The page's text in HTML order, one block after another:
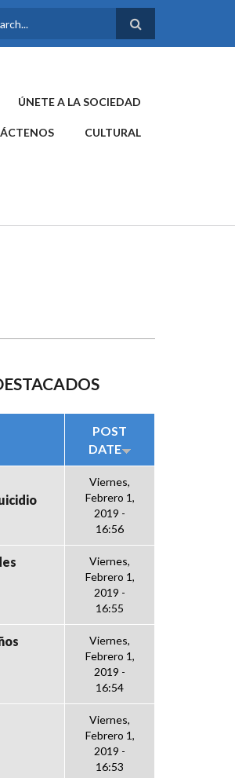
DE
ÚNETE A LA SOCIEDAD
CULTURAL
POST
DATE
Viernes,
Febrero 1,
2019 -
16:56
Viernes,
Febrero 1,
2019 -
16:55
Viernes,
Febrero 1,
2019 -
16:54
Viernes,
Febrero 1,
2019 -
16:53